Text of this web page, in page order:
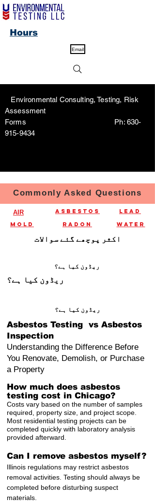
Email
Environmental Consulting, Testing, Risk
Assessment
Forms Ph: 630-
915-9434
Hours
Commonly Asked Questions
AIR
mold
Asbestos
radon
Lead
water
اکثر پوچھے گئے سوالات
ریڈون کیا ہے؟
ریڈون کیا ہے؟
ریڈون کیا ہے؟
Asbestos Testing vs Asbestos
Inspection
Understanding the Difference Before
You Renovate, Demolish, or Purchase
a Property
How much does asbestos
testing cost in Chicago?
Costs vary based on the number of samples
required, property size, and project scope.
Most residential testing projects can be
completed quickly with laboratory analysis
provided afterward.
Can I remove asbestos myself?
Illinois regulations may restrict asbestos
removal activities. Testing should always be
completed before disturbing suspect
materials.